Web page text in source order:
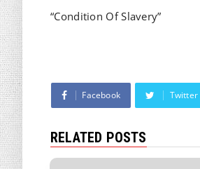
“Condition Of Slavery”
Facebook Twitter
RELATED POSTS